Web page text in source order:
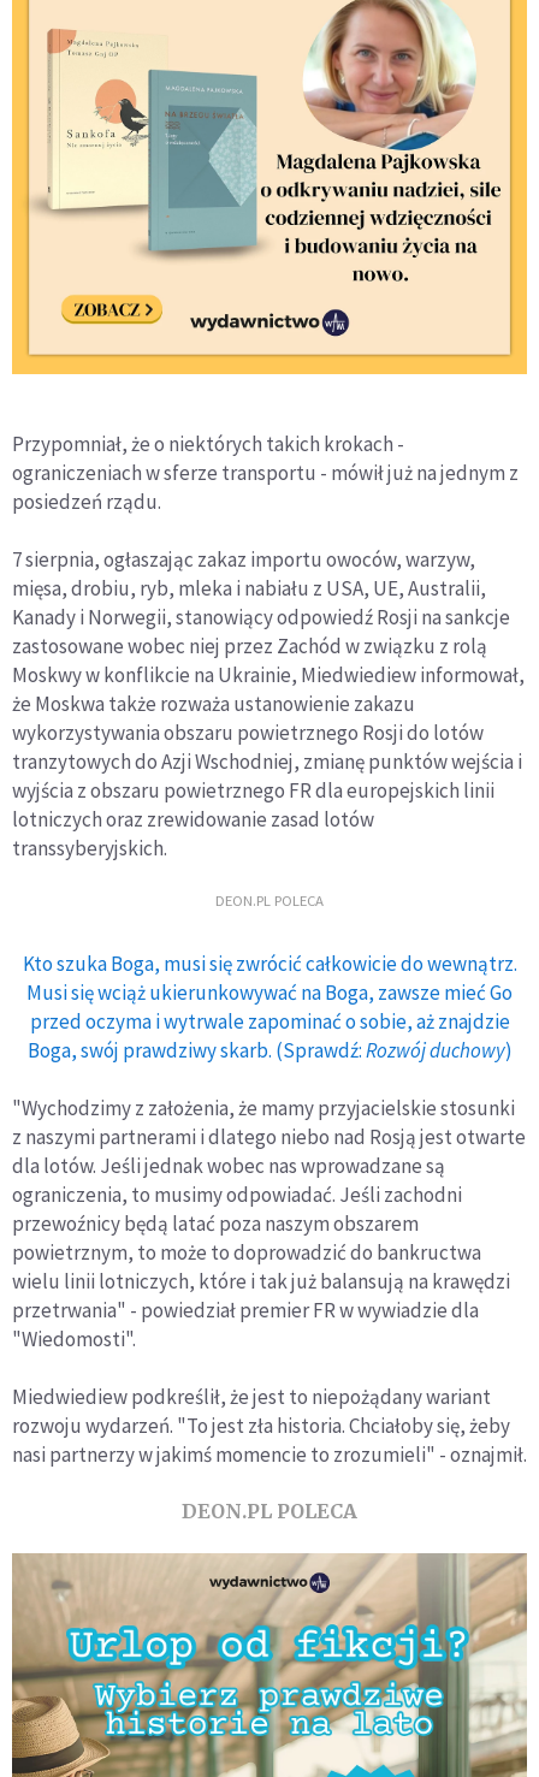
Przypomniał, że o niektórych takich krokach -
ograniczeniach w sferze transportu - mówił już na jednym z
posiedzeń rządu.
7 sierpnia, ogłaszając zakaz importu owoców, warzyw,
mięsa, drobiu, ryb, mleka i nabiału z USA, UE, Australii,
Kanady i Norwegii, stanowiący odpowiedź Rosji na sankcje
zastosowane wobec niej przez Zachód w związku z rolą
Moskwy w konflikcie na Ukrainie, Miedwiediew informował,
że Moskwa także rozważa ustanowienie zakazu
wykorzystywania obszaru powietrznego Rosji do lotów
tranzytowych do Azji Wschodniej, zmianę punktów wejścia i
wyjścia z obszaru powietrznego FR dla europejskich linii
lotniczych oraz zrewidowanie zasad lotów
transsyberyjskich.
DEON.PL POLECA
Kto szuka Boga, musi się zwrócić całkowicie do wewnątrz.
Musi się wciąż ukierunkowywać na Boga, zawsze mieć Go
przed oczyma i wytrwale zapominać o sobie, aż znajdzie
Boga, swój prawdziwy skarb. (Sprawdź:Rozwój duchowy)
"Wychodzimy z założenia, że mamy przyjacielskie stosunki
z naszymi partnerami i dlatego niebo nad Rosją jest otwarte
dla lotów. Jeśli jednak wobec nas wprowadzane są
ograniczenia, to musimy odpowiadać. Jeśli zachodni
przewoźnicy będą latać poza naszym obszarem
powietrznym, to może to doprowadzić do bankructwa
wielu linii lotniczych, które i tak już balansują na krawędzi
przetrwania" - powiedział premier FR w wywiadzie dla
"Wiedomosti".
Miedwiediew podkreślił, że jest to niepożądany wariant
rozwoju wydarzeń. "To jest zła historia. Chciałoby się, żeby
nasi partnerzy w jakimś momencie to zrozumieli" - oznajmił.
DEON.PL POLECA